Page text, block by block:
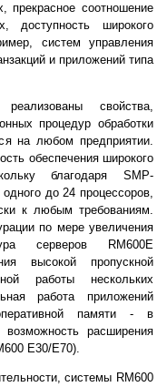
прекрасное соотношение
доступность широкого
систем управления
и приложений типа
свойства,
процедур обработки
на любом предприятии.
обеспечения широкого
благодаря SMP-
до 24 процессоров,
к любым требованиям.
по мере увеличения
серверов RM600Е
высокой пропускной
работы нескольких
работа приложений
памяти - в
возможность расширения
E30/E70).
системы RM600